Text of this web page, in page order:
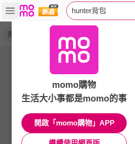
hunter背包
尼龍
momo購物
生活大小事都是momo的事
開啟「momo購物」APP